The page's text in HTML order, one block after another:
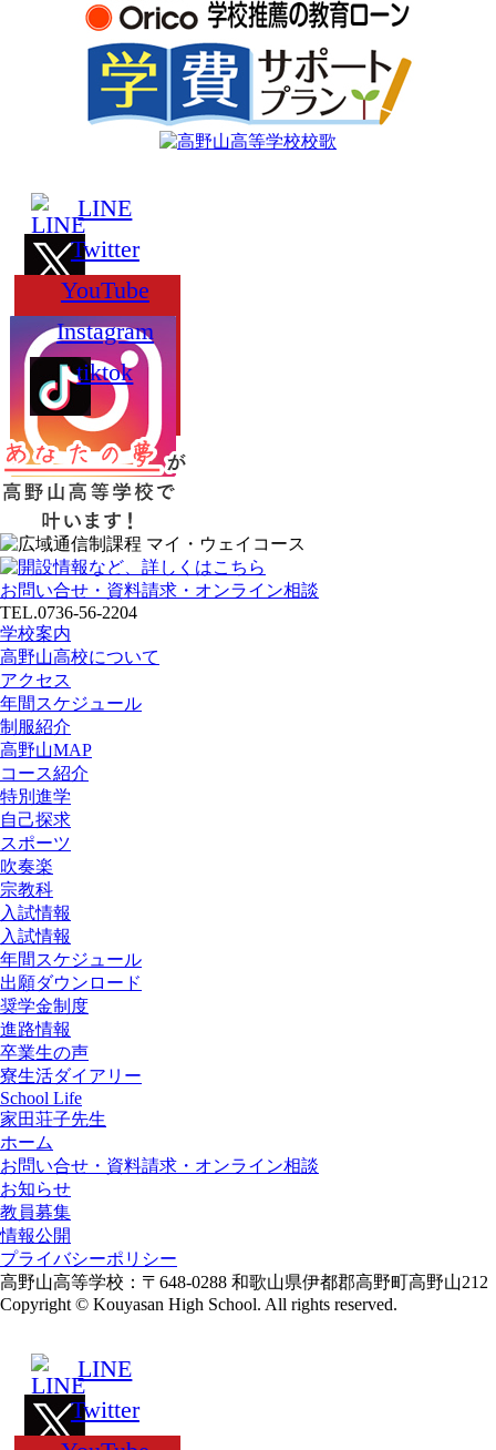
LINE
Twitter
YouTube
Instagram
tiktok
お問い合せ・資料請求・オンライン相談
TEL.0736-56-2204
学校案内
高野山高校について
アクセス
年間スケジュール
制服紹介
高野山MAP
コース紹介
特別進学
自己探求
スポーツ
吹奏楽
宗教科
入試情報
入試情報
年間スケジュール
出願ダウンロード
奨学金制度
進路情報
卒業生の声
寮生活ダイアリー
School Life
家田荘子先生
ホーム
お問い合せ・資料請求・オンライン相談
お知らせ
教員募集
情報公開
プライバシーポリシー
高野山高等学校：〒648-0288 和歌山県伊都郡高野町高野山212
Copyright © Kouyasan High School. All rights reserved.
LINE
Twitter